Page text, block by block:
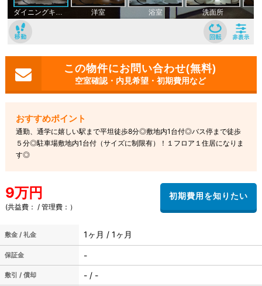
空室確認・内見希望・初期費用など
通勤、通学に嬉しい駅まで平坦徒歩8分◎敷地内1台付◎バス停まで徒歩
５分◎駐車場敷地内1台付（サイズに制限有）！１フロア１住居になりま
す◎
9万円
(共益費： / 管理費：）
敷金 / 礼金 1ヶ月 / 1ヶ月
保証金 -
敷引 / 償却 - / -